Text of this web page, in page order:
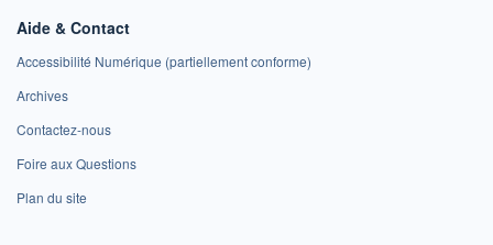
Aide & Contact
Accessibilité Numérique (partiellement conforme)
Archives
Contactez-nous
Foire aux Questions
Plan du site